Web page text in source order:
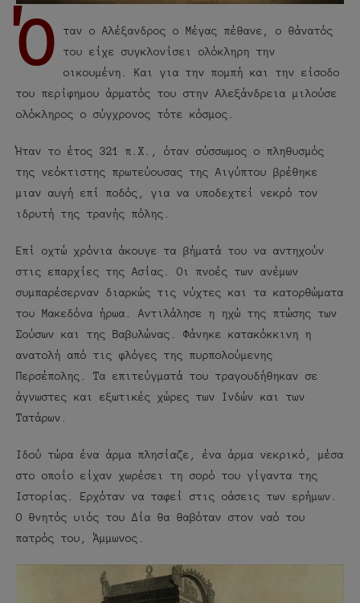
Ό
ταν ο Αλέξανδρος ο Μέγας πέθανε, ο θάνατός
του είχε συγκλονίσει ολόκληρη την
οικουμένη. Και για την πομπή και την είσοδο
του περίφημου άρματός του στην Αλεξάνδρεια μιλούσε
ολόκληρος ο σύγχρονος τότε κόσμος.
Ήταν το έτος 321 π.Χ., όταν σύσσωμος ο πληθυσμός
της νεόκτιστης πρωτεύουσας της Αιγύπτου βρέθηκε
μιαν αυγή επί ποδός, για να υποδεχτεί νεκρό τον
ιδρυτή της τρανής πόλης.
Επί οχτώ χρόνια άκουγε τα βήματά του να αντηχούν
στις επαρχίες της Ασίας. Οι πνοές των ανέμων
συμπαρέσερναν διαρκώς τις νύχτες και τα κατορθώματα
του Μακεδόνα ήρωα. Αντιλάλησε η ηχώ της πτώσης των
Σούσων και της Βαβυλώνας. Φάνηκε κατακόκκινη η
ανατολή από τις φλόγες της πυρπολούμενης
Περσέπολης. Τα επιτεύγματά του τραγουδήθηκαν σε
άγνωστες και εξωτικές χώρες των Ινδών και των
Τατάρων.
Ιδού τώρα ένα άρμα πλησίαζε, ένα άρμα νεκρικό, μέσα
στο οποίο είχαν χωρέσει τη σορό του γίγαντα της
Ιστορίας. Ερχόταν να ταφεί στις οάσεις των ερήμων.
Ο θνητός υιός του Δία θα θαβόταν στον ναό του
πατρός του, Άμμωνος.